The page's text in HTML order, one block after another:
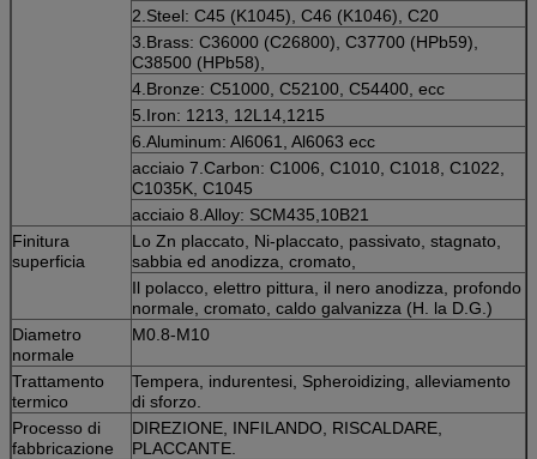
2.Steel: C45 (K1045), C46 (K1046), C20
3.Brass: C36000 (C26800), C37700 (HPb59),
C38500 (HPb58),
4.Bronze: C51000, C52100, C54400, ecc
5.Iron: 1213, 12L14,1215
6.Aluminum: Al6061, Al6063 ecc
acciaio 7.Carbon: C1006, C1010, C1018, C1022,
C1035K, C1045
acciaio 8.Alloy: SCM435,10B21
Finitura
superficia
Lo Zn placcato, Ni-placcato, passivato, stagnato,
sabbia ed anodizza, cromato,
Il polacco, elettro pittura, il nero anodizza, profondo
normale, cromato, caldo galvanizza (H. la D.G.)
Diametro
normale
M0.8-M10
Trattamento
termico
Tempera, indurentesi, Spheroidizing, alleviamento
di sforzo.
Processo di
fabbricazione
DIREZIONE, INFILANDO, RISCALDARE,
PLACCANTE.